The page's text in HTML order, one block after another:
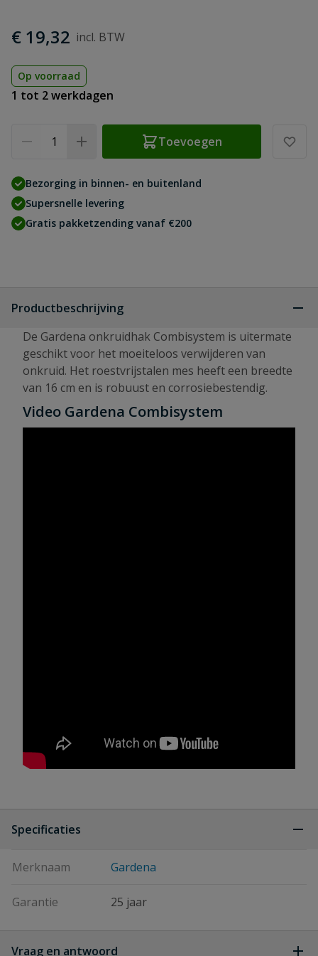
€ 19,32
Op voorraad
1 tot 2 werkdagen
Toevoegen
Bezorging in binnen- en buitenland
Supersnelle levering
Gratis pakketzending vanaf €200
Productbeschrijving
De Gardena onkruidhak Combisystem is uitermate
geschikt voor het moeiteloos verwijderen van
onkruid. Het roestvrijstalen mes heeft een breedte
van 16 cm en is robuust en corrosiebestendig.
Video Gardena Combisystem
Specificaties
Merknaam Gardena
Garantie 25 jaar
Vraag en antwoord